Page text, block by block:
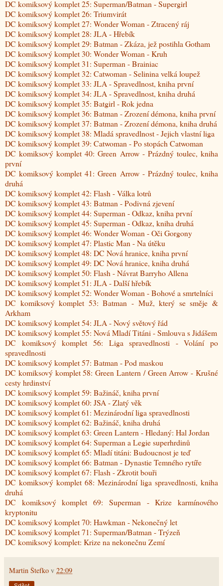
DC komiksový komplet 25: Superman/Batman - Supergirl
DC komiksový komplet 26: Triumvirát
DC komiksový komplet 27: Wonder Woman - Ztracený ráj
DC komiksový komplet 28: JLA - Hřebík
DC komiksový komplet 29: Batman - Zkáza, jež postihla Gotham
DC komiksový komplet 30: Wonder Woman - Kruh
DC komiksový komplet 31: Superman - Brainiac
DC komiksový komplet 32: Catwoman - Selinina velká loupež
DC komiksový komplet 33: JLA - Spravedlnost, kniha první
DC komiksový komplet 34: JLA - Spravedlnost, kniha druhá
DC komiksový komplet 35: Batgirl - Rok jedna
DC komiksový komplet 36: Batman - Zrození démona, kniha první
DC komiksový komplet 37: Batman - Zrození démona, kniha druhá
DC komiksový komplet 38: Mladá spravedlnost - Jejich vlastní liga
DC komiksový komplet 39: Catwoman - Po stopách Catwoman
DC komiksový komplet 40: Green Arrow - Prázdný toulec, kniha
první
DC komiksový komplet 41: Green Arrow - Prázdný toulec, kniha
druhá
DC komiksový komplet 42: Flash - Válka lotrů
DC komiksový komplet 43: Batman - Podivná zjevení
DC komiksový komplet 44: Superman - Odkaz, kniha první
DC komiksový komplet 45: Superman - Odkaz, kniha druhá
DC komiksový komplet 46: Wonder Woman - Oči Gorgony
DC komiksový komplet 47: Plastic Man - Na útěku
DC komiksový komplet 48: DC Nová hranice, kniha první
DC komiksový komplet 49: DC Nová hranice, kniha druhá
DC komiksový komplet 50: Flash - Návrat Barryho Allena
DC komiksový komplet 51: JLA - Další hřebík
DC komiksový komplet 52: Wonder Woman - Bohové a smrtelníci
DC komiksový komplet 53: Batman - Muž, který se směje &
Arkham
DC komiksový komplet 54: JLA - Nový světový řád
DC komiksový komplet 55: Nová Mladí Titáni - Smlouva s Jidášem
DC komiksový komplet 56: Liga spravedlnosti - Volání po
spravedlnosti
DC komiksový komplet 57: Batman - Pod maskou
DC komiksový komplet 58: Green Lantern / Green Arrow - Krušné
cesty hrdinství
DC komiksový komplet 59: Bažináč, kniha první
DC komiksový komplet 60: JSA - Zlatý věk
DC komiksový komplet 61: Mezinárodní liga spravedlnosti
DC komiksový komplet 62: Bažináč, kniha druhá
DC komiksový komplet 63: Green Lantern - Hledaný: Hal Jordan
DC komiksový komplet 64: Superman a Legie superhrdinů
DC komiksový komplet 65: Mladí titáni: Budoucnost je teď
DC komiksový komplet 66: Batman - Dynastie Temného rytíře
DC komiksový komplet 67: Flash - Zkrotit bouři
DC komiksový komplet 68: Mezinárodní liga spravedlnosti, kniha
druhá
DC komiksový komplet 69: Superman - Krize karmínového
kryptonitu
DC komiksový komplet 70: Hawkman - Nekonečný let
DC komiksový komplet 71: Superman/Batman - Trýzeň
DC komiksový komplet: Krize na nekonečnu Zemí
Martin Štefko v 22:09